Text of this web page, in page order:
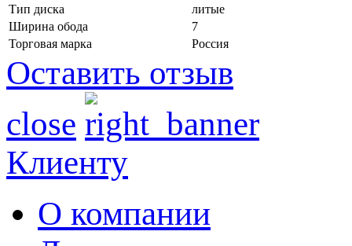
Тип диска
литые
Ширина обода
7
Торговая марка
Россия
Оставить отзыв
close
Клиенту
О компании